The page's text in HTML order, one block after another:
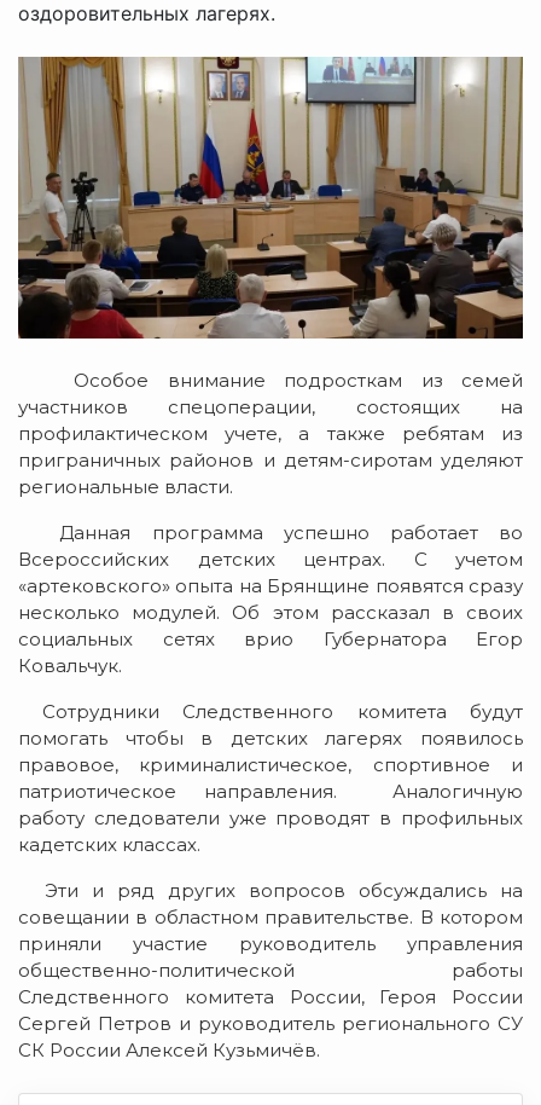
оздоровительных лагерях.
Особое внимание подросткам из семей
участников спецоперации, состоящих на
профилактическом учете, а также ребятам из
приграничных районов и детям-сиротам уделяют
региональные власти.
Данная программа успешно работает во
Всероссийских детских центрах. С учетом
«артековского» опыта на Брянщине появятся сразу
несколько модулей. Об этом рассказал в своих
социальных сетях врио Губернатора Егор
Ковальчук.
Сотрудники Следственного комитета будут
помогать чтобы в детских лагерях появилось
правовое, криминалистическое, спортивное и
патриотическое направления. Аналогичную
работу следователи уже проводят в профильных
кадетских классах.
Эти и ряд других вопросов обсуждались на
совещании в областном правительстве. В котором
приняли участие руководитель управления
общественно-политической работы
Следственного комитета России, Героя России
Сергей Петров и руководитель регионального СУ
СК России Алексей Кузьмичёв.